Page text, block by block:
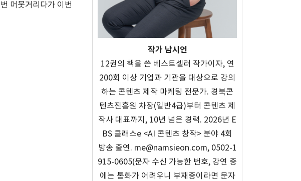
머뭇거리다가 이번
작가 남시언
12권의 책을 쓴 베스트셀러 작가이자, 연
200회 이상 기업과 기관을 대상으로 강의
하는 콘텐츠 제작 마케팅 전문가. 경북콘
텐츠진흥원 차장(일반4급)부터 콘텐츠 제
작사 대표까지, 10년 넘은 경력. 2026년 E
BS 클래스e <AI 콘텐츠 창작> 분야 4회
방송 출연. me@namsieon.com, 0502-1
915-0605(문자 수신 가능한 번호, 강연 중
에는 통화가 어려우니 부재중이라면 문자